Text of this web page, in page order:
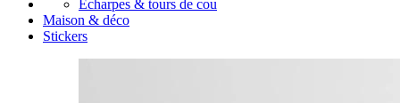
Écharpes & tours de cou
Maison & déco
Stickers